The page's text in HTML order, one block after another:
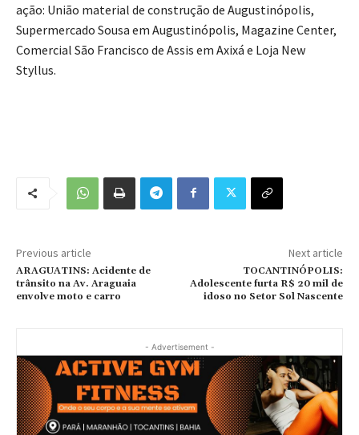
ação: União material de construção de Augustinópolis,
Supermercado Sousa em Augustinópolis, Magazine Center,
Comercial São Francisco de Assis em Axixá e Loja New
Styllus.
Previous article
ARAGUATINS: Acidente de
trânsito na Av. Araguaia
envolve moto e carro
Next article
TOCANTINÓPOLIS:
Adolescente furta R$ 20 mil de
idoso no Setor Sol Nascente
- Advertisement -